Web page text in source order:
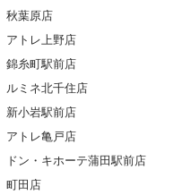
秋葉原店
アトレ上野店
錦糸町駅前店
ルミネ北千住店
新小岩駅前店
アトレ亀戸店
ドン・キホーテ蒲田駅前店
町田店